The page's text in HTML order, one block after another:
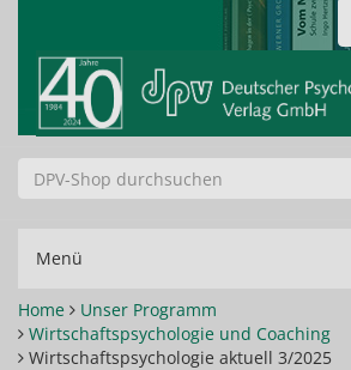
Menü
Home
Unser Programm
Wirtschaftspsychologie und Coaching
Wirtschaftspsychologie aktuell 3/2025